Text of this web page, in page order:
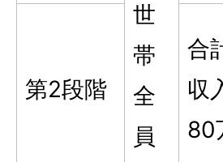
世
帯
全
員
第2段階
合
収
80